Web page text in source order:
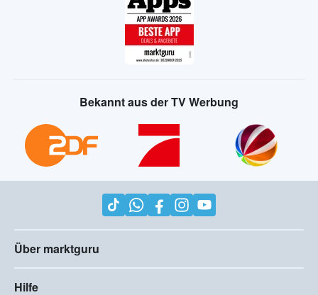
Bekannt aus der TV Werbung
Über marktguru
Hilfe